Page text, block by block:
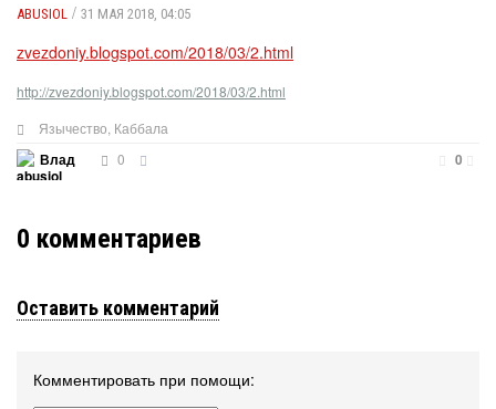
ABUSIOL / 31 МАЯ 2018, 04:05
zvezdoniy.blogspot.com/2018/03/2.html
http://zvezdoniy.blogspot.com/2018/03/2.html
Язычество Каббала
Влад
0 0
0 комментариев
Оставить комментарий
Комментировать при помощи: